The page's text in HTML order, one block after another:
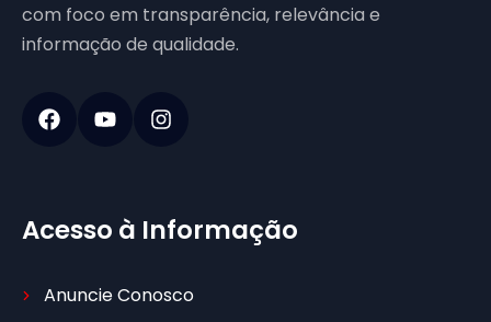
com foco em transparência, relevância e
informação de qualidade.
Acesso à Informação
Anuncie Conosco